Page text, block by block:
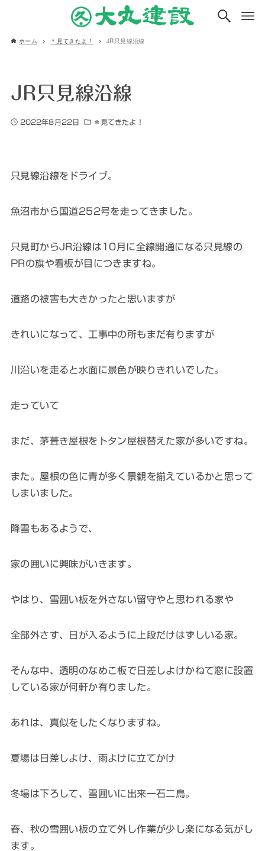
ホーム ＊見てきたよ！ JR只見線沿線
JR只見線沿線
2022年8月22日 ＊見てきたよ！
只見線沿線をドライブ。
魚沼市から国道252号を走ってきました。
只見町からJR沿線は10月に全線開通になる只見線の
PRの旗や看板が目につきますね。
道路の被害も大きかったと思いますが
きれいになって、工事中の所もまだ有りますが
川沿いを走ると水面に景色が映りきれいでした。
走っていて
まだ、茅葺き屋根をトタン屋根替えた家が多いですね。
また。屋根の色に青が多く景観を揃えているかと思って
しまいました。
降雪もあるようで、
家の囲いに興味がいきます。
やはり、雪囲い板を外さない留守やと思われる家や
全部外さす、日が入るように上段だけはずしいる家。
そんな中、透明のなめこ板で日差しよけかねて窓に設置
している家が何軒か有りました。
あれは、真似をしたくなりますね。
夏場は日差しよけ、雨よけに立てかけ
冬場は下ろして、雪囲いに出来一石二鳥。
春、秋の雪囲い板の立て外し作業が少し楽になる気がし
ます。